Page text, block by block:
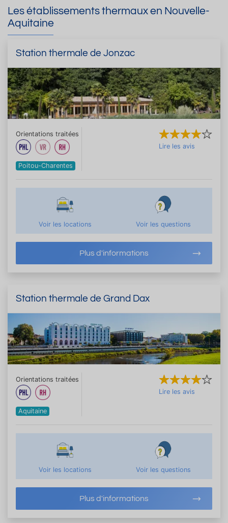
Les établissements thermaux en Nouvelle-
Aquitaine
Station thermale de Jonzac
Orientations traitées
Poitou-Charentes
Lire les avis
Voir les locations Voir les questions
Plus d'informations
Station thermale de Grand Dax
Orientations traitées
Aquitaine
Lire les avis
Voir les locations Voir les questions
Plus d'informations